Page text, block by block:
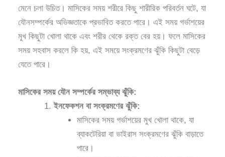
মেনে চলা উচিত। মাসিকের সময় শরীরে কিছু শারীরিক পরিবর্তন ঘটে, যা
যৌনসম্পর্কের অভিজ্ঞতাকে প্রভাবিত করতে পারে। এই সময় গর্ভাশয়ের
মুখ কিছুটা খোলা থাকে এবং শরীর থেকে রক্ত বের হয়। ফলে মাসিকের
সময় সহবাস করলে কি হয়, এই সময়ে সংক্রমণের ঝুঁকি কিছুটা বেড়ে
যেতে পারে।
মাসিকের সময় যৌন সম্পর্কের সম্ভাব্য ঝুঁকি:
ইনফেকশন বা সংক্রমণের ঝুঁকি:
মাসিকের সময় গর্ভাশয়ের মুখ খোলা থাকে, যা
ব্যাকটেরিয়া বা ভাইরাস সংক্রমণের ঝুঁকি বাড়াতে
পারে।